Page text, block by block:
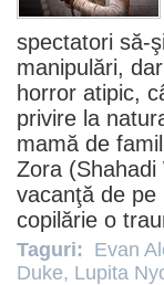
spectatori să-
manipulări,
horror atipic,
privire la
mamă de
Zora (Shahadi
vacanţă de pe
copilărie o
Taguri: Evan
Duke, Lupita